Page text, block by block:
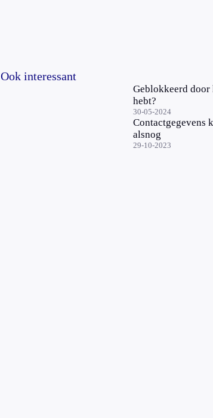
Ook interessant
Geblokkeerd door
hebt?
30-05-2024
Contactgegevens
alsnog
29-10-2023